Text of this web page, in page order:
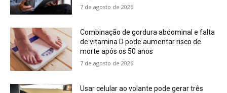
7 de agosto de 2026
Combinação de gordura abdominal e falta
de vitamina D pode aumentar risco de
morte após os 50 anos
7 de agosto de 2026
Usar celular ao volante pode gerar três